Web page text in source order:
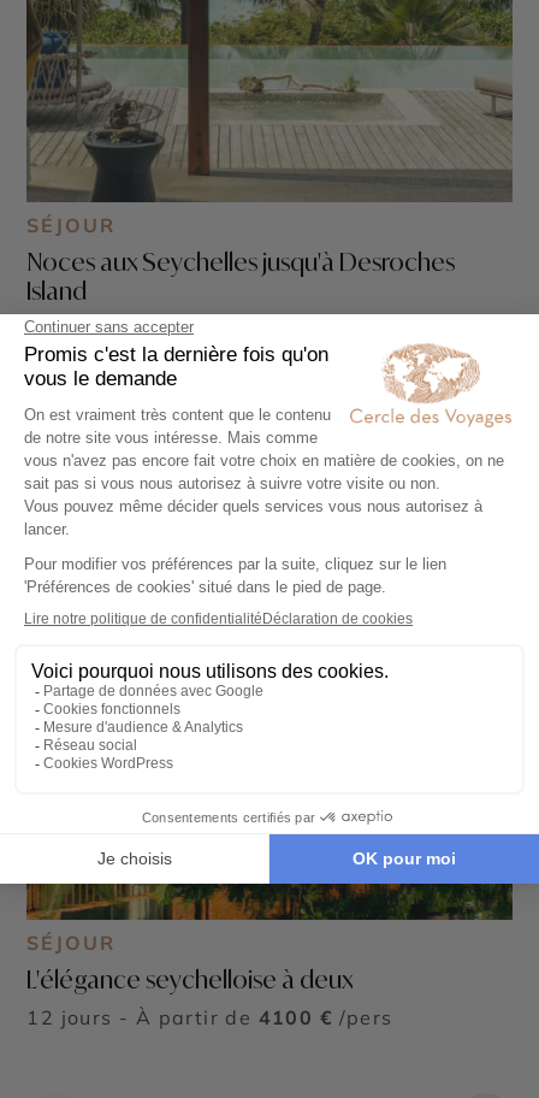
SÉJOUR
Noces aux Seychelles jusqu'à Desroches
Island
14 jours - À partir de
SÉJOUR
L'élégance seychelloise à deux
12 jours - À partir de 4100 € /pers